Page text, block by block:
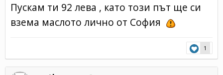
Пускам ти 92 лева , като този път ще си
взема маслото лично от София
1